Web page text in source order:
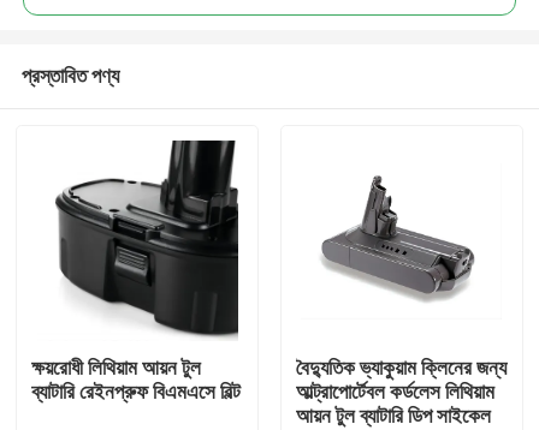
প্রস্তাবিত পণ্য
ক্ষয়রোধী লিথিয়াম আয়ন টুল
ব্যাটারি রেইনপ্রুফ বিএমএসে বিল্ট
বৈদ্যুতিক ভ্যাকুয়াম ক্লিনের জন্য
আল্ট্রাপোর্টেবল কর্ডলেস লিথিয়াম
আয়ন টুল ব্যাটারি ডিপ সাইকেল